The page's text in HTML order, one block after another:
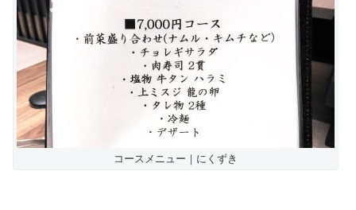
コースメニュー｜にくずき